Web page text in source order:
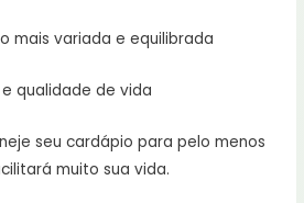
mais variada e equilibrada
qualidade de vida
seu cardápio para pelo menos
muito sua vida.